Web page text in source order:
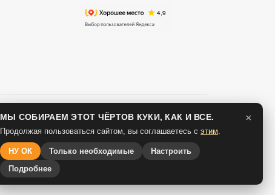
МЫ СОБИРАЕМ ЭТОТ ЧЁРТОВ КУКИ, КАК И ВСЕ.
Продолжая пользоваться сайтом, вы соглашаетесь сэтим.
НУ ОК Только необходимые
Настроить
Подробнее
×